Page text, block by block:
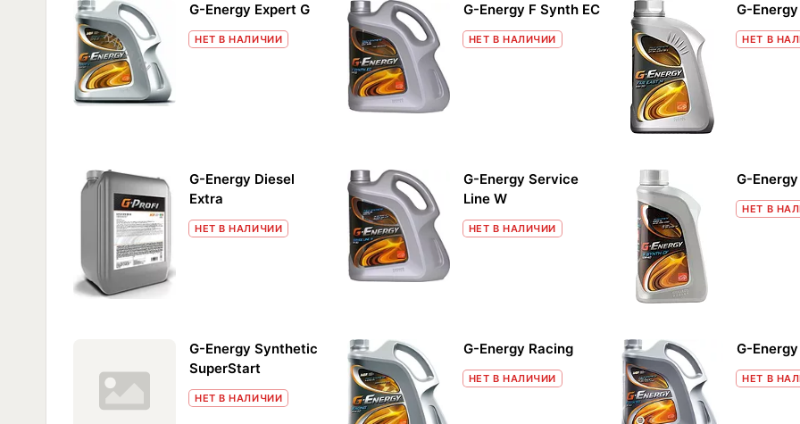
G-Energy Expert G
НЕТ В НАЛИЧИИ
G-Energy F Synth EC
НЕТ В НАЛИЧИИ
G-
НЕТ В
G-Energy Diesel
Extra
НЕТ В НАЛИЧИИ
G-Energy Service
Line W
НЕТ В НАЛИЧИИ
G-
НЕТ В
G-Energy Synthetic
SuperStart
НЕТ В НАЛИЧИИ
G-Energy Racing
НЕТ В НАЛИЧИИ
G-
НЕТ В